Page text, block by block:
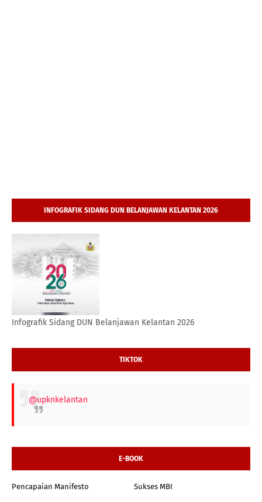
INFOGRAFIK SIDANG DUN BELANJAWAN KELANTAN 2026
Infografik Sidang DUN Belanjawan Kelantan 2026
TIKTOK
@upknkelantan
E-BOOK
Pencapaian Manifesto Sukses MBI